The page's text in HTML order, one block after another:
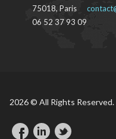
75018, Paris
06 52 37 93 09
2026 © All Rights Reserved.